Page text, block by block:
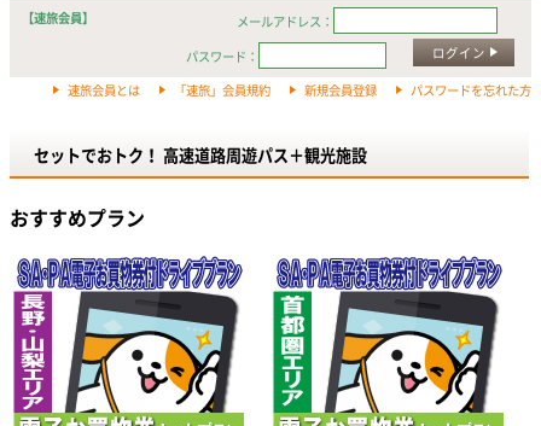
【速旅会員】
メールアドレス：
パスワード：
ログイン
速旅会員とは 「速旅」会員規約 新規会員登録 パスワードを忘れた方
セットでおトク！ 高速道路周遊パス＋観光施設
おすすめプラン